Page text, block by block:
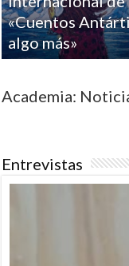
«Cuentos
algo más»
Academia:
Entrevistas